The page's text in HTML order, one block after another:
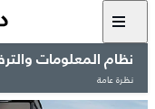
نظام المعلومات
نظرة عامة